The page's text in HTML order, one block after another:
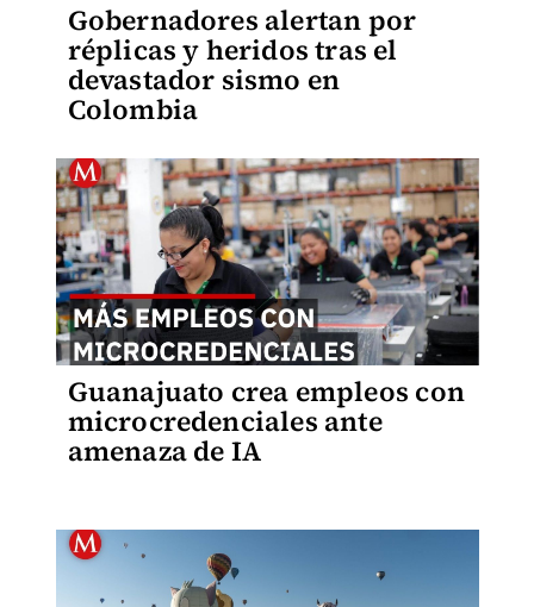
Gobernadores alertan por
réplicas y heridos tras el
devastador sismo en
Colombia
Guanajuato crea empleos con
microcredenciales ante
amenaza de IA